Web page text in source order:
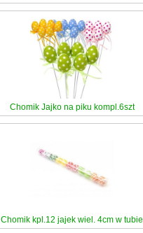
Chomik Jajko na piku kompl.6szt
Chomik kpl.12 jajek wiel. 4cm w tubie